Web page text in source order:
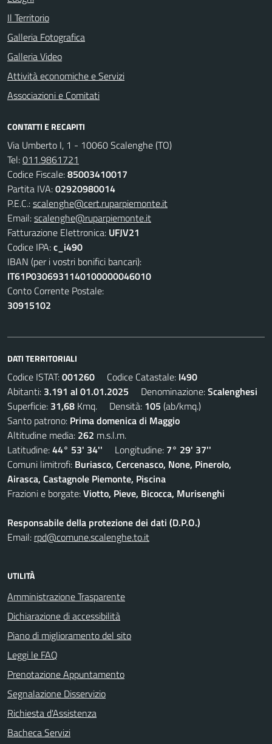
Il Territorio
Galleria Fotografica
Galleria Video
Attività economiche e Servizi
Associazioni e Comitati
CONTATTI E RECAPITI
Via Umberto I, 1 - 10060 Scalenghe (TO)
Tel:011.9861721
Codice Fiscale:85003410017
Partita IVA:02920980014
P.E.C.:scalenghe@cert.ruparpiemonte.it
Email:scalenghe@ruparpiemonte.it
Fatturazione Elettronica: UFJV21
Codice IPA:c_i490
IBAN (per i vostri bonifici bancari):
IT61P0306931140100000046010
Conto Corrente Postale:
30915102
DATI TERRITORIALI
Codice ISTAT:001260 Codice Catastale: I490
Abitanti: 3.191 al 01.01.2025 Denominazione:Scalenghesi
Superficie: 31,68 Kmq. Densità: 105 (ab/kmq.)
Santo patrono: Prima domenica di Maggio
Altitudine media: 262 m.s.l.m.
Latitudine:44° 53' 34'' Longitudine: 7° 29' 37''
Comuni limitrofi: Buriasco, Cercenasco, None, Pinerolo,
Airasca, Castagnole Piemonte, Piscina
Frazioni e borgate:Viotto, Pieve, Bicocca, Murisenghi
Responsabile della protezione dei dati (D.P.O.)
Email: rpd@comune.scalenghe.to.it
UTILITÀ
Amministrazione Trasparente
Dichiarazione di accessibilità
Piano di miglioramento del sito
Leggi le FAQ
Prenotazione Appuntamento
Segnalazione Disservizio
Richiesta d'Assistenza
Bacheca Servizi